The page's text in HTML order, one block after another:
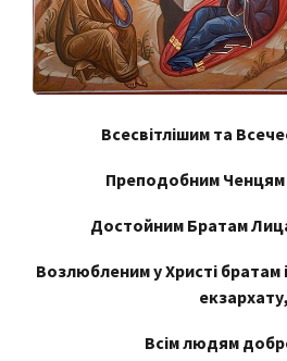
Всесвітлішим та
Преподобним Ченцям
Достойним Братам
Возлюбленим у Христі братам
екзархату,
Всім людям